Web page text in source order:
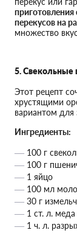
перекусов на
множество
5. Свекольные
Этот рецепт
хрустящими
вариантом для
Ингредиенты:
100 г
100 г
1 яйцо
100 мл
30 г
1 ст. л. меда
1 ч. л.